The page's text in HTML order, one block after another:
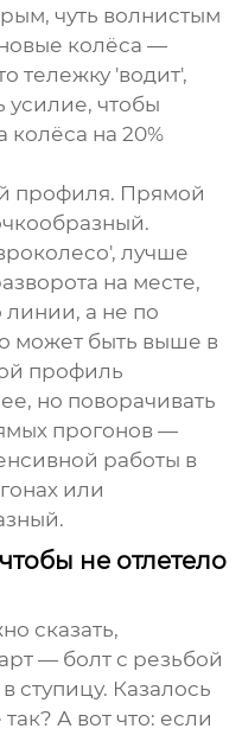
чуть волнистым
колёса —
тележку 'водит',
усилие, чтобы
на 20%
профиля. Прямой
лучше
на месте,
линии, а не по
может быть выше в
профиль
но поворачивать
прогонов —
работы в
или
не отлетело
сказать,
— болт с резьбой
ступицу. Казалось
А вот что: если